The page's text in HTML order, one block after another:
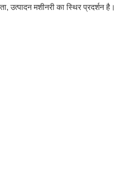
उत्पादन मशीनरी का स्थिर प्रदर्शन है।